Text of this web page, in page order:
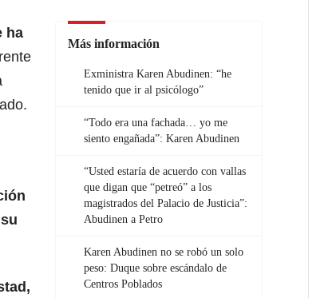
Más información
Exministra Karen Abudinen: “he
tenido que ir al psicólogo”
“Todo era una fachada… yo me
siento engañada”: Karen Abudinen
“Usted estaría de acuerdo con vallas
que digan que “petreó” a los
magistrados del Palacio de Justicia”:
Abudinen a Petro
Karen Abudinen no se robó un solo
peso: Duque sobre escándalo de
Centros Poblados
ha